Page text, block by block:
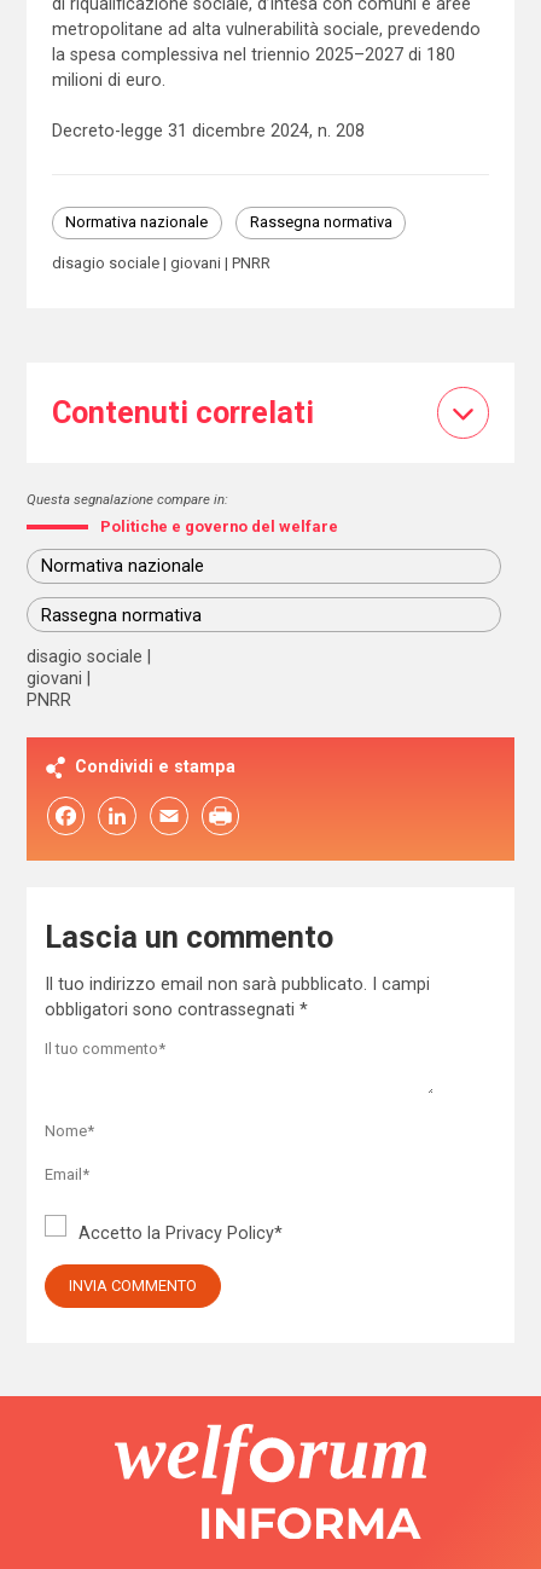
metropolitane ad alta vulnerabilità sociale, prevedendo
la spesa complessiva nel triennio 2025–2027 di 180
milioni di euro.
Decreto-legge 31 dicembre 2024, n. 208
Normativa nazionale Rassegna normativa
disagio sociale giovani PNRR
Contenuti correlati
Questa segnalazione compare in:
Politiche e governo del welfare
Normativa nazionale
Rassegna normativa
disagio sociale
giovani
PNRR
Condividi e stampa
FacebookLinkedIn Email
Lascia un commento
Il tuo indirizzo email non sarà pubblicato.
I campi
obbligatori sono contrassegnati *
Accetto la Privacy Policy*